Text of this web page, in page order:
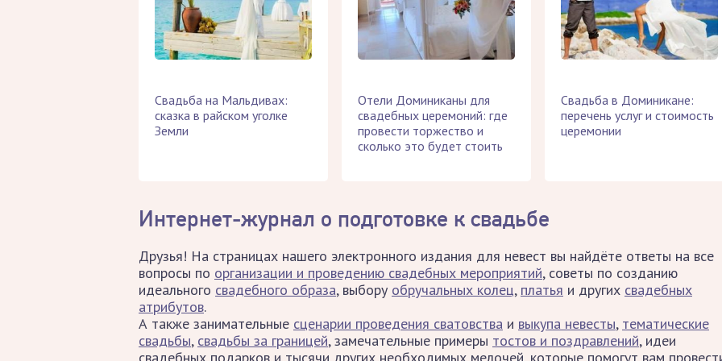
Свадьба на Мальдивах:
сказка в райском уголке
Земли
Отели Доминиканы для
свадебных церемоний: где
провести торжество и
сколько это будет стоить
Свадьба в Доминикане:
перечень услуг и стоимость
церемонии
Интернет-журнал о подготовке к свадьбе
Друзья! На страницах нашего электронного издания для невест вы найдёте ответы на все
вопросы по организации и проведению свадебных мероприятий, советы по созданию
идеального свадебного образа, выбору обручальных колец, платья и других свадебных
атрибутов.
А также занимательные сценарии проведения сватовства и выкупа невесты, тематические
свадьбы, свадьбы за границей, замечательные примеры тостов и поздравлений, идеи
свадебных подарков и тысячи других необходимых мелочей, которые помогут вам